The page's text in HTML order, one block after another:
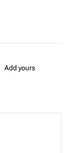
Add yours